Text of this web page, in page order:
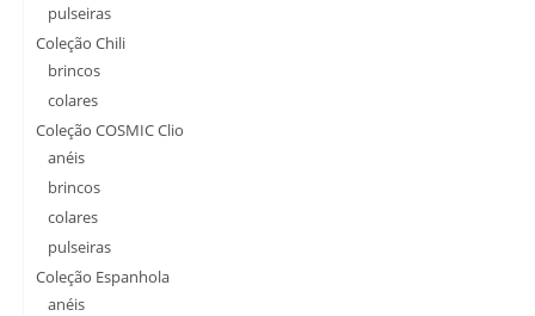
pulseiras
Coleção Chili
brincos
colares
Coleção COSMIC Clio
anéis
brincos
colares
pulseiras
Coleção Espanhola
anéis